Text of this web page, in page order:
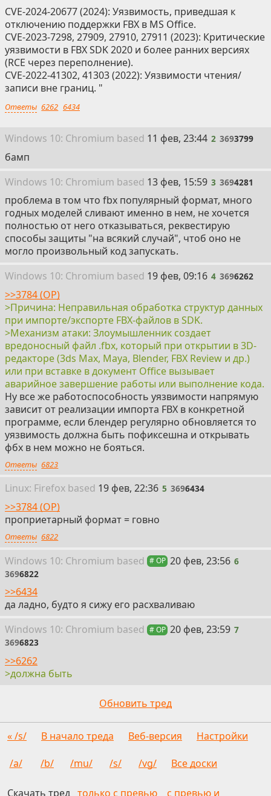
CVE-2024-20677 (2024): Уязвимость, приведшая к
отключению поддержки FBX в MS Office.
CVE-2023-7298, 27909, 27910, 27911 (2023): Критические
уязвимости в FBX SDK 2020 и более ранних версиях
(RCE через переполнение).
CVE-2022-41302, 41303 (2022): Уязвимости чтения/
записи вне границ. "
Ответы 6262 6434
Windows 10: Chromium based 2
11 фев, 23:44 2 3693799
бамп
Windows 10: Chromium based 3
13 фев, 15:59 3 3694281
проблема в том что fbx популярный формат, много
годных моделей сливают именно в нем, не хочется
полностью от него отказываться, реквестирую
способы защиты "на всякий случай", чтоб оно не
могло произвольный код запускать.
Windows 10: Chromium based 4
19 фев, 09:16 4 3696262
>>3784 (OP)
>Причина: Неправильная обработка структур данных
при импорте/экспорте FBX-файлов в SDK.
>Механизм атаки: Злоумышленник создает
вредоносный файл .fbx, который при открытии в 3D-
редакторе (3ds Max, Maya, Blender, FBX Review и др.)
или при вставке в документ Office вызывает
аварийное завершение работы или выполнение кода.
Ну все же работоспособность уязвимости напрямую
зависит от реализации импорта FBX в конкретной
программе, если блендер регулярно обновляется то
уязвимость должна быть пофиксешна и открывать
фбх в нем можно не бояться.
Ответы 6823
Linux: Firefox based 5
19 фев, 22:36 5 3696434
>>3784 (OP)
проприетарный формат = говно
Ответы 6822
Windows 10: Chromium based # OP 6
20 фев, 23:56 6
3696822
>>6434
да ладно, будто я сижу его расхваливаю
Windows 10: Chromium based # OP 7
20 фев, 23:59 7
3696823
>>6262
>должна быть
Обновить тред
« /s/ В начало треда Веб-версия Настройки
/a/ /b/ /mu/ /s/ /vg/ Все доски
Скачать тред только с превью с превью и